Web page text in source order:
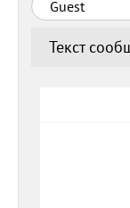
Текст